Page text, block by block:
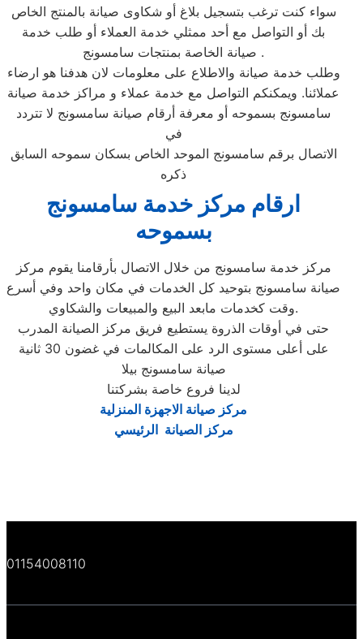
سواء كنت ترغب بتسجيل بلاغ أو شكاوى صيانة بالمنتج الخاص
بك أو التواصل مع أحد ممثلي خدمة العملاء أو طلب خدمة
صيانة الخاصة بمنتجات سامسونج .
وطلب خدمة صيانة والاطلاع على معلومات لان هدفنا هو ارضاء
عملائنا. ويمكنكم التواصل مع خدمة عملاء و مراكز خدمة صيانة
سامسونج بسموحه أو معرفة أرقام صيانة سامسونج لا تتردد
في
الاتصال برقم سامسونج الموحد الخاص بسكان سموحه السابق
ذكره
ارقام مركز خدمة سامسونج
بسموحه
مركز خدمة سامسونج من خلال الاتصال بأرقامنا يقوم مركز
صيانة سامسونج بتوحيد كل الخدمات في مكان واحد وفي أسرع
وقت كخدمات مابعد البيع والمبيعات والشكاوي.
حتى في أوقات الذروة يستطيع فريق مركز الصيانة المدرب
على أعلى مستوى الرد على المكالمات في غضون 30 ثانية
صيانة سامسونج بيلا
لدينا فروع خاصة بشركتنا
مركز صيانة الاجهزة المنزلية
مركز الصيانة الرئيسي
01154008110